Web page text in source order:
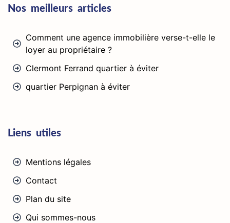
Nos meilleurs articles
Comment une agence immobilière verse-t-elle le
loyer au propriétaire ?
Clermont Ferrand quartier à éviter
quartier Perpignan à éviter
Liens utiles
Mentions légales
Contact
Plan du site
Qui sommes-nous